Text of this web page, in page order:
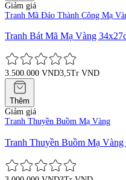
Giảm giá
Tranh Mã Đáo Thành Công Mạ
Tranh Bát Mã Mạ Vàng
3.500.000 VND3,5Tr VND
Thêm
Giảm giá
Tranh Thuyền Buồm Mạ Vàng
Tranh Thuyền Buồm Mạ Vàng